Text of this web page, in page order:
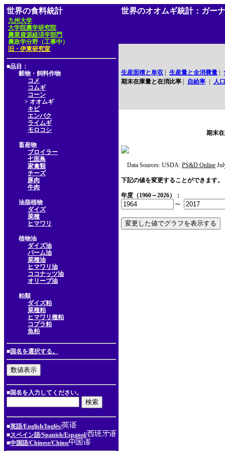
世界の食料統計
九州大学
大学院農学研究院
農業資源経済学部門
農政学分野（工事中）
旧・伊東研究室
■品目：
穀物・飼料作物
コメ
コムギ
コーン
> オオムギ
キビ
エンバク
ライムギ
モロコシ
畜産物
ブロイラー
七面鳥
家禽類
チーズ
豚肉
牛肉
油脂植物
ダイズ
菜種
ヒマワリ
植物油
ダイズ油
パーム油
菜種油
ヒマワリ油
ココナッツ油
オリーブ油
粕類
ダイズ粕
菜種粕
ヒマワリ種粕
コプラ粕
魚粕
■国名を選択する。
■国名を入力してください。
■英語/English/Inglés/
■スペイン語/Spanish/Espanol/
■中国語/Chinese/Chino/
世界のオオムギ統計：ガーナ
生産面積と単収 生産量と全消費量
期末在庫量と在消比率
自給率 人口
期末
Data Sources: USDA: PS&D Online
下記の値を変更することができます。
年度（1960～2026）：
～